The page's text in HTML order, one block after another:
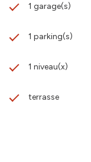
1 garage(s)
1 parking(s)
1 niveau(x)
terrasse